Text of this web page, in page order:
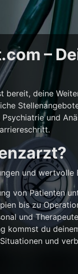
–
deine
und
und wertvolle
von Patienten
bis zu
und
kommst du
und